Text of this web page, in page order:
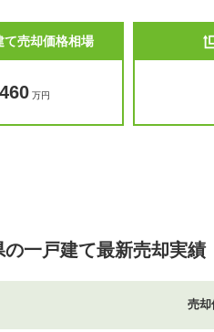
て売却価格相場
万円
の一戸建て最新売却実績
売却